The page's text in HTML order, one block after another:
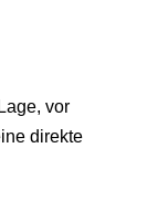
vor
direkte